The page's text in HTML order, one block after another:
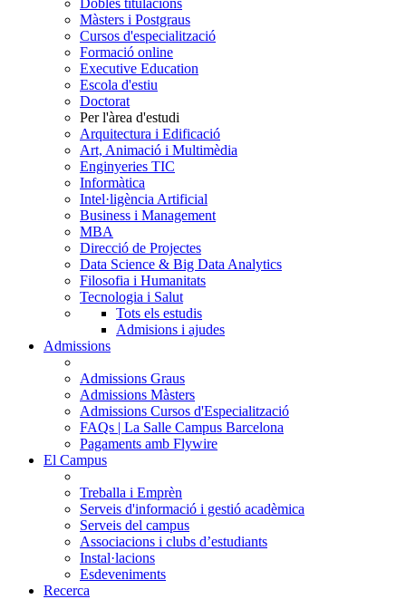
Dobles titulacions
Màsters i Postgraus
Cursos d'especialització
Formació online
Executive Education
Escola d'estiu
Doctorat
Per l'àrea d'estudi
Arquitectura i Edificació
Art, Animació i Multimèdia
Enginyeries TIC
Informàtica
Intel·ligència Artificial
Business i Management
MBA
Direcció de Projectes
Data Science & Big Data Analytics
Filosofia i Humanitats
Tecnologia i Salut
Tots els estudis
Admisions i ajudes
Admissions
Admissions Graus
Admissions Màsters
Admissions Cursos d'Especialització
FAQs | La Salle Campus Barcelona
Pagaments amb Flywire
El Campus
Treballa i Emprèn
Serveis d'informació i gestió acadèmica
Serveis del campus
Associacions i clubs d’estudiants
Instal·lacions
Esdeveniments
Recerca